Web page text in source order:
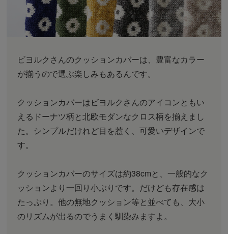
ビヨルクさんのクッションカバーは、豊富なカラー
が揃うので選ぶ楽しみもあるんです。
クッションカバーはビヨルクさんのアイコンともい
えるドーナツ柄と北欧モダンなクロス柄を揃えまし
た。シンプルだけれど目を惹く、可愛いデザインで
す。
クッションカバーのサイズは約38cmと、一般的なク
ッションより一回り小ぶりです。だけども存在感は
たっぷり。他の無地クッション等と並べても、大小
のリズムが出るのでうまく馴染みますよ。